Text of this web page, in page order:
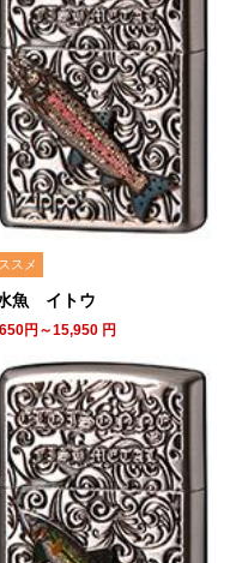
スメ
魚 イトウ
円～15,950 円